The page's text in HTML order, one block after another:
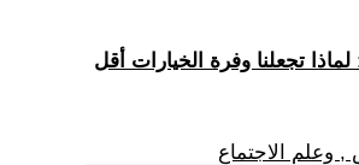
لماذا تجعلنا وفرة الخيارات أقل
وعلم الاجتماع